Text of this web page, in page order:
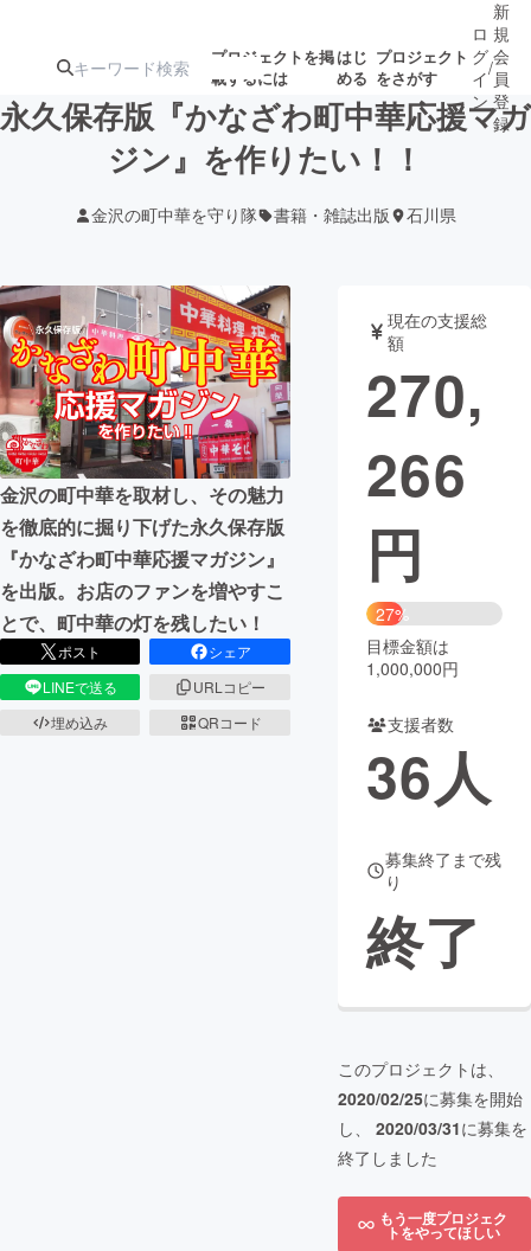
プロジェクトを掲
載するには
はじ
める
プロジェクト
をさがす
注目のリ
ターン
注目の新着プロ
ジェクト
募集終了が近いプ
ロジェクト
もうすぐ公開
されます
アート・写真 音楽
テクノロジー・ガジェット ゲーム・サ
映像・映画
ビジネス・起業
まちづくり・地域活性化
CAMPFIRE for Social Good CAMPFIRE Creation
CAMPFIREふるさと納税
コミュニティ
ロ
グ
イ
ン
/
新
規
会
員
登
録
永久保存版『かなざわ町中華応援マガ
ジン』を作りたい！！
金沢の町中華を守り隊 書籍・雑誌出版 石川県
金沢の町中華を取材し、その魅力
を徹底的に掘り下げた永久保存版
『かなざわ町中華応援マガジン』
を出版。お店のファンを増やすこ
とで、町中華の灯を残したい！
ポスト
シェア
LINEで送る
URLコピー
埋め込み
QRコード
現在の支援総
額
270,
266
円
27%
目標金額は
1,000,000円
支援者数
36人
募集終了まで残
り
終了
このプロジェクトは、
2020/02/25に募集を開始
し、 2020/03/31に募集を
終了しました
もう一度プロジェク
トをやってほしい